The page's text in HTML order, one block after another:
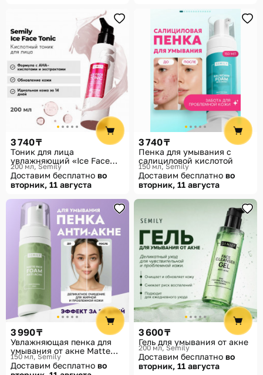
3 740 ₸
Тоник для лица
увлажняющий «Ice Face
Tonic»
200 мл Semily
Доставим бесплатно во
вторник, 11 августа
3 740 ₸
Пенка для умывания с
салициловой кислотой
150 мл Semily
Доставим бесплатно во
вторник, 11 августа
3 990 ₸
Увлажняющая пенка для
умывания от акне Matte
Face Foam Anti-acne
150 мл Semily
Доставим бесплатно во
3 600 ₸
Гель для умывания от акне
200 мл Semily
Доставим бесплатно во
вторник, 11 августа